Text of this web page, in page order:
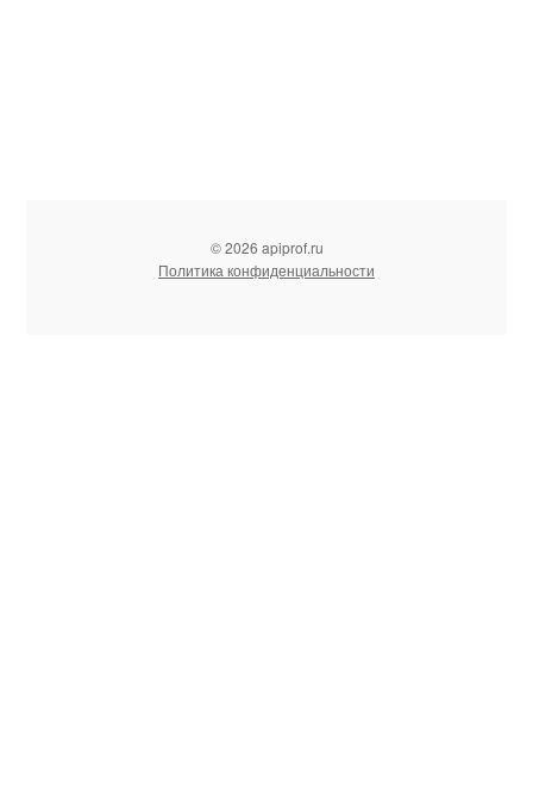
© 2026 apiprof.ru
Политика конфиденциальности